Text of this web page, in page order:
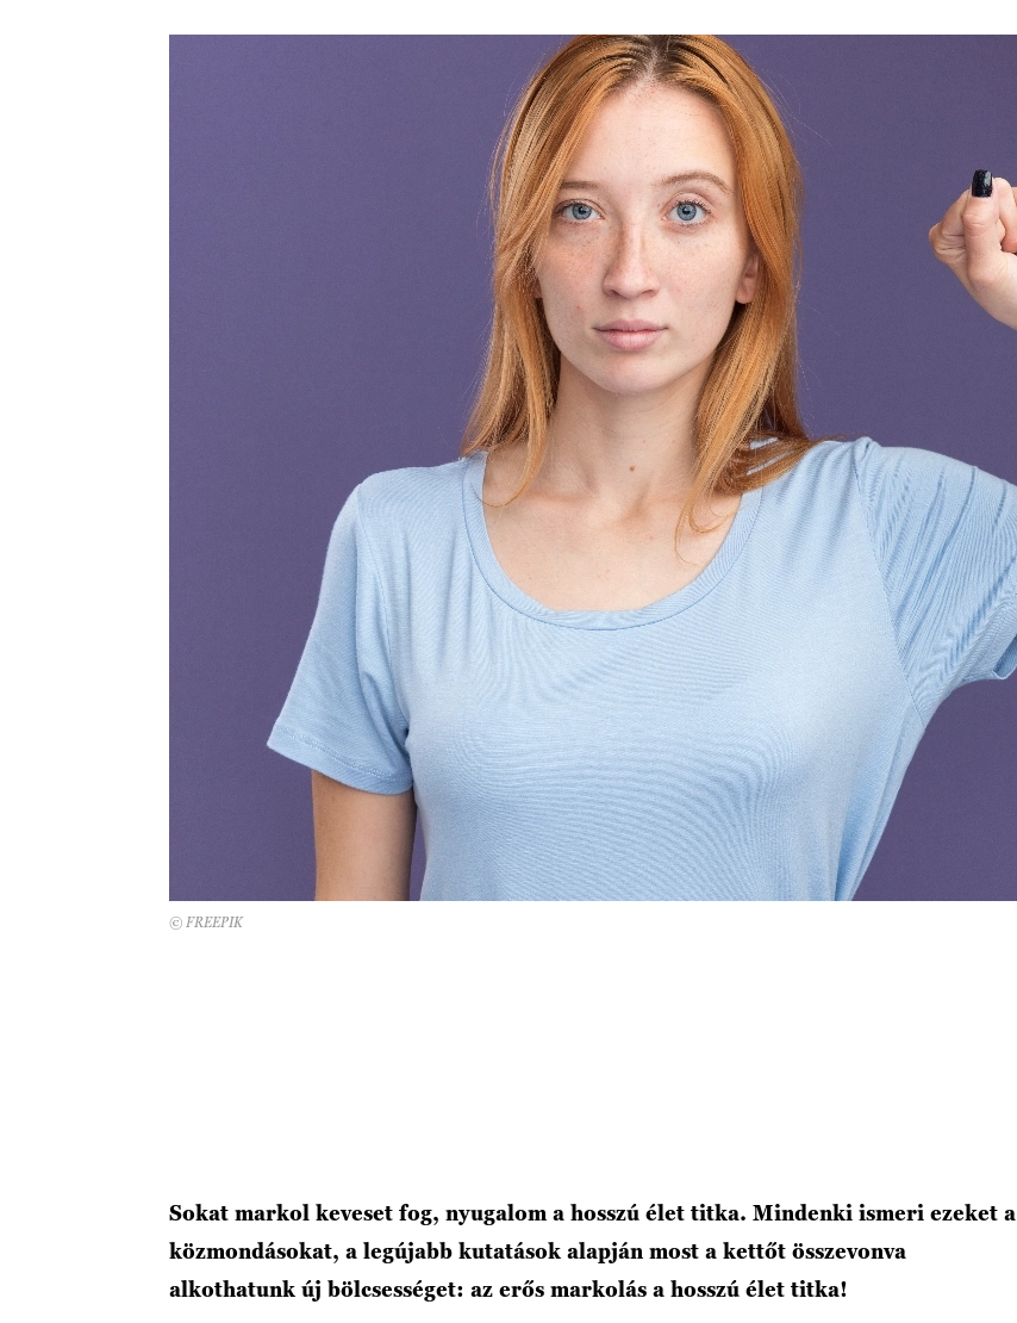
© FREEPIK
Sokat markol keveset fog, nyugalom a hosszú élet titka. Mindenki ismeri ezeket a
közmondásokat, a legújabb kutatások alapján most a kettőt összevonva
alkothatunk új bölcsességet: az erős markolás a hosszú élet titka!